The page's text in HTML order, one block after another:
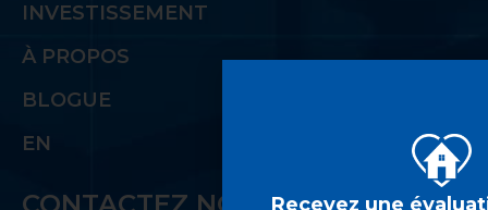
INVESTISSEMENT
À PROPOS
BLOGUE
EN
Recevez une